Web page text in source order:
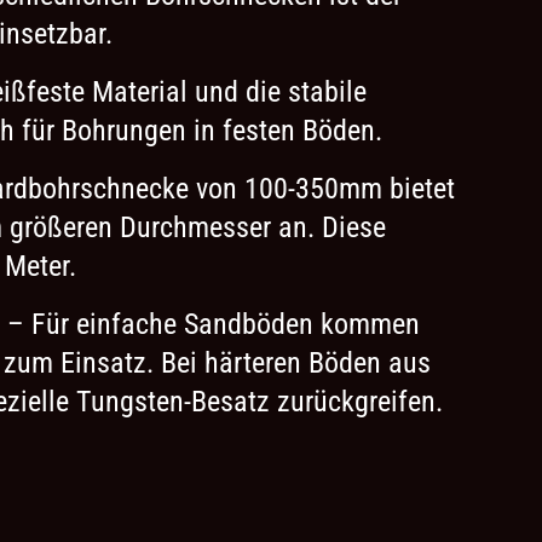
Material und die stabile
für Bohrungen in festen Böden.
von 100-350mm bietet
Durchmesser an. Diese
– Für einfache Sandböden kommen
Einsatz. Bei härteren Böden aus
Tungsten-Besatz zurückgreifen.